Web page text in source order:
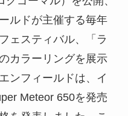
ルドが主催する毎年
ェスティバル、「ラ
カラーリングを展示
ンフィールドは、イ
Meteor 650を発売